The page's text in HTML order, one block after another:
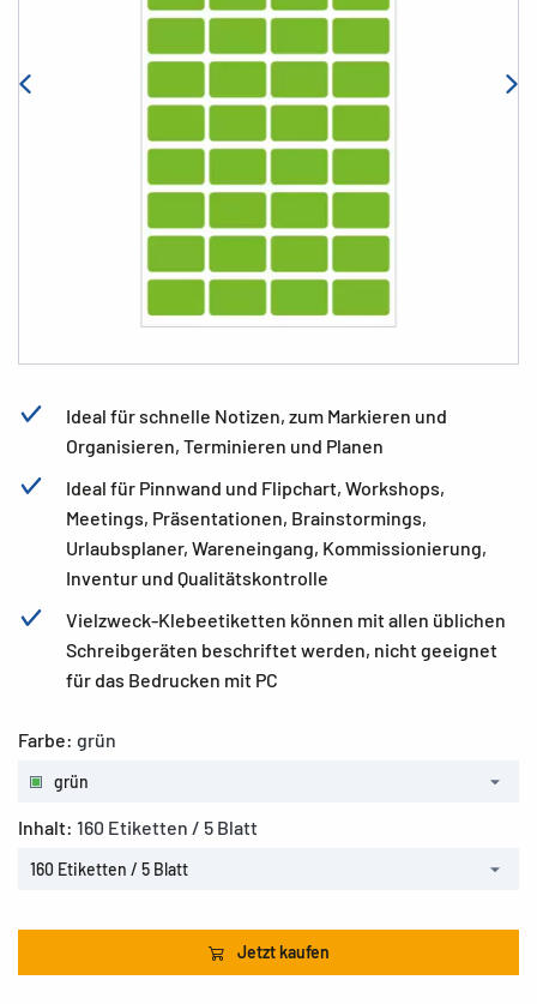
Ideal für schnelle Notizen, zum Markieren und
Organisieren, Terminieren und Planen
Ideal für Pinnwand und Flipchart, Workshops,
Meetings, Präsentationen, Brainstormings,
Urlaubsplaner, Wareneingang, Kommissionierung,
Inventur und Qualitätskontrolle
Vielzweck-Klebeetiketten können mit allen üblichen
Schreibgeräten beschriftet werden, nicht geeignet
für das Bedrucken mit PC
Farbe: grün
grün
Inhalt: 160 Etiketten / 5 Blatt
160 Etiketten / 5 Blatt
Jetzt kaufen